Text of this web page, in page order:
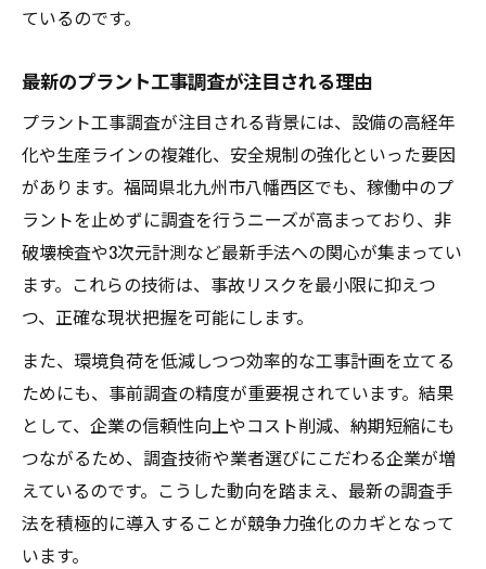
プラント工事の信頼企業選びで活用すべき
プラント工事調査の口コミと評判の見極め
方
企業比較に役立つプラント工事調査の秘訣
現場で求められるプラント工事の技術革新
プラント工事現場で活躍する革新技術とは
プラント工事調査が進化を促す現場の実情
現場を支えるプラント工事の最新設備紹介
プラント工事調査とIT活用の新たな潮流
プラント工事で注目される非破壊検査の重
要性
将来性を見据えたプラント工事調査活用術
プラント工事調査で未来を切り拓くポイン
ているのです。
最新のプラント工事調査が注目される理由
プラント工事調査が注目される背景には、設備の高経年
化や生産ラインの複雑化、安全規制の強化といった要因
があります。福岡県北九州市八幡西区でも、稼働中のプ
ラントを止めずに調査を行うニーズが高まっており、非
破壊検査や3次元計測など最新手法への関心が集まってい
ます。これらの技術は、事故リスクを最小限に抑えつ
つ、正確な現状把握を可能にします。
また、環境負荷を低減しつつ効率的な工事計画を立てる
ためにも、事前調査の精度が重要視されています。結果
として、企業の信頼性向上やコスト削減、納期短縮にも
つながるため、調査技術や業者選びにこだわる企業が増
えているのです。こうした動向を踏まえ、最新の調査手
法を積極的に導入することが競争力強化のカギとなって
います。